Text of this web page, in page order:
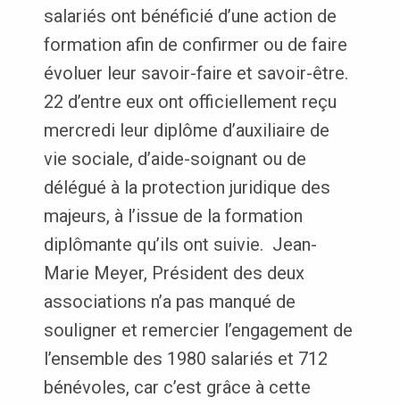
salariés ont bénéficié d’une action de
formation afin de confirmer ou de faire
évoluer leur savoir-faire et savoir-être.
22 d’entre eux ont officiellement reçu
mercredi leur diplôme d’auxiliaire de
vie sociale, d’aide-soignant ou de
délégué à la protection juridique des
majeurs, à l’issue de la formation
diplômante qu’ils ont suivie. Jean-
Marie Meyer, Président des deux
associations n’a pas manqué de
souligner et remercier l’engagement de
l’ensemble des 1980 salariés et 712
bénévoles, car c’est grâce à cette